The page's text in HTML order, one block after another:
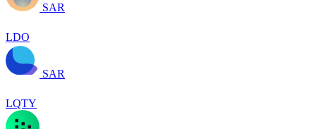
SAR
LDO
SAR
LQTY